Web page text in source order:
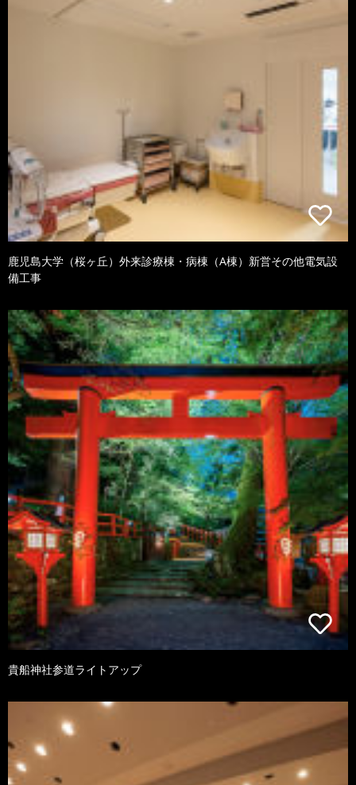
鹿児島大学（桜ヶ丘）外来診療棟・病棟（A棟）新営その他電気設
備工事
貴船神社参道ライトアップ